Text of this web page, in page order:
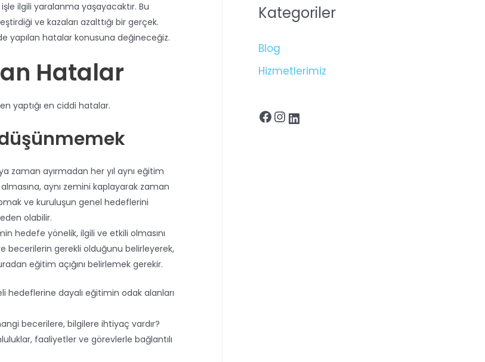
ilgili yaralanma yaşayacaktır. Bu
ve kazaları azalttığı bir gerçek.
yapılan hatalar konusuna değineceğiz.
Hatalar
yaptığı en ciddi hatalar.
zaman ayırmadan her yıl aynı eğitim
aynı zemini kaplayarak zaman
ve kuruluşun genel hedeflerini
olabilir.
hedefe yönelik, ilgili ve etkili olmasını
becerilerin gerekli olduğunu belirleyerek,
eğitim açığını belirlemek gerekir.
hedeflerine dayalı eğitimin odak alanları
becerilere, bilgilere ihtiyaç vardır?
faaliyetler ve görevlerle bağlantılı
Kategoriler
Blog
Hizmetlerimiz